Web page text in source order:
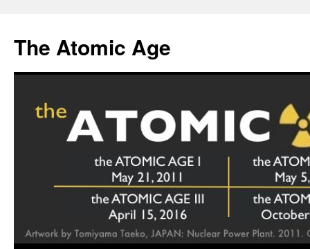
content
The Atomic Age